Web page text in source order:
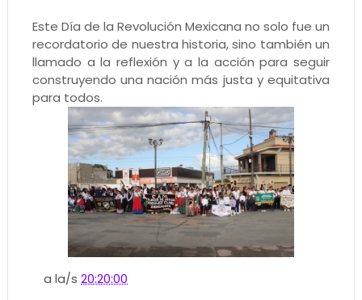
Este Día de la Revolución Mexicana no solo fue un
recordatorio de nuestra historia, sino también un
llamado a la reflexión y a la acción para seguir
construyendo una nación más justa y equitativa
para todos.
a la/s20:20:00